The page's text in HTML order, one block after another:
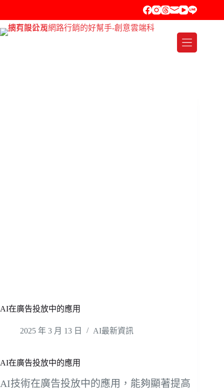
AI在廣告投放中的應用
2025 年 3 月 13 日 AI最新資訊
AI在廣告投放中的應用
AI技術在廣告投放中的應用，能夠顯著提高